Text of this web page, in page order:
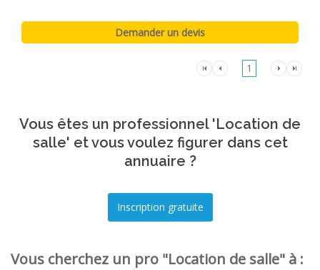
1
Vous êtes un professionnel 'Location de
salle' et vous voulez figurer dans cet
annuaire ?
Vous cherchez un pro "Location de salle" à :